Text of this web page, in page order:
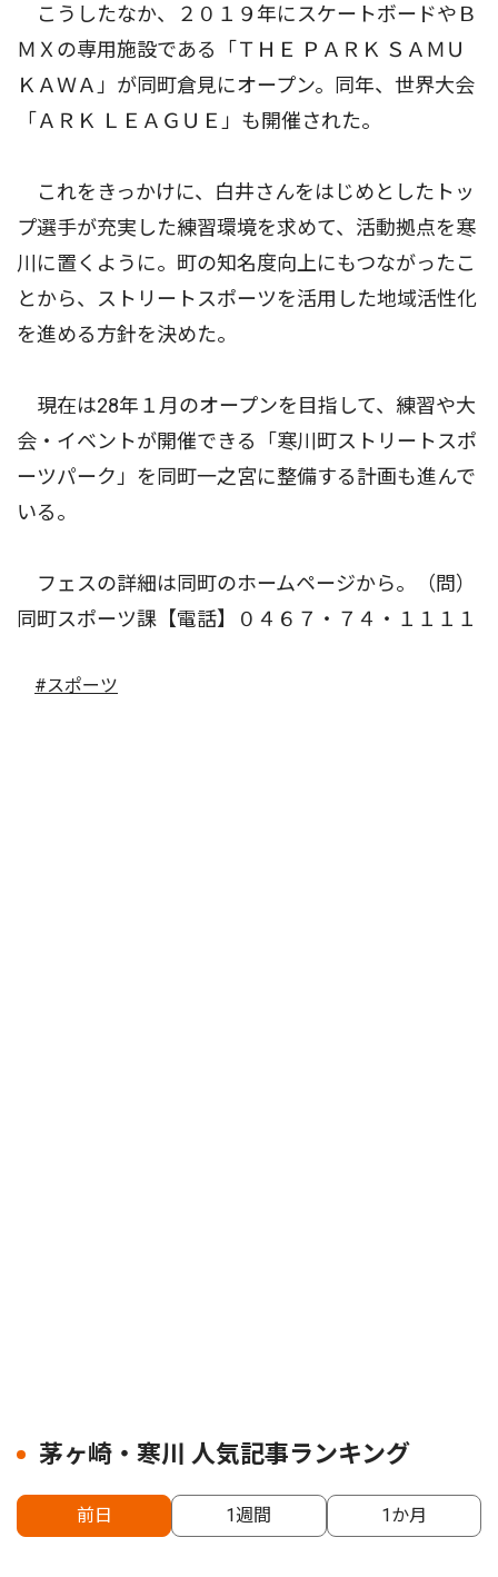
こうしたなか、２０１９年にスケートボードやＢ
ＭＸの専用施設である「ＴＨＥ ＰＡＲＫ ＳＡＭＵ
ＫＡＷＡ」が同町倉見にオープン。同年、世界大会
「ＡＲＫ ＬＥＡＧＵＥ」も開催された。
これをきっかけに、白井さんをはじめとしたトッ
プ選手が充実した練習環境を求めて、活動拠点を寒
川に置くように。町の知名度向上にもつながったこ
とから、ストリートスポーツを活用した地域活性化
を進める方針を決めた。
現在は28年１月のオープンを目指して、練習や大
会・イベントが開催できる「寒川町ストリートスポ
ーツパーク」を同町一之宮に整備する計画も進んで
いる。
フェスの詳細は同町のホームページから。（問）
同町スポーツ課【電話】０４６７・７４・１１１１
#スポーツ
茅ヶ崎・寒川 人気記事ランキング
前日 1週間 1か月